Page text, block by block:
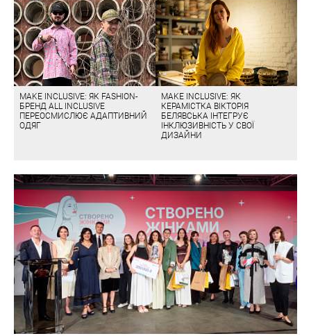
MAKE INCLUSIVE: ЯК FASHION-
БРЕНД ALL INCLUSIVE
ПЕРЕОСМИСЛЮЄ АДАПТИВНИЙ
ОДЯГ
MAKE INCLUSIVE: ЯК
КЕРАМІСТКА ВІКТОРІЯ
БЕЛЯВСЬКА ІНТЕГРУЄ
ІНКЛЮЗИВНІСТЬ У СВОЇ
ДИЗАЙНИ